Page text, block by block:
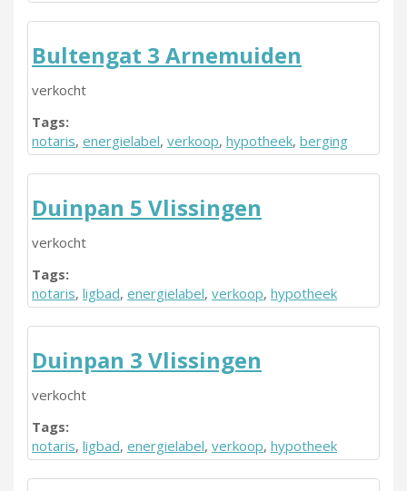
Bultengat 3 Arnemuiden
verkocht
Tags:
notaris, energielabel, verkoop, hypotheek, berging
Duinpan 5 Vlissingen
verkocht
Tags:
notaris, ligbad, energielabel, verkoop, hypotheek
Duinpan 3 Vlissingen
verkocht
Tags:
notaris, ligbad, energielabel, verkoop, hypotheek